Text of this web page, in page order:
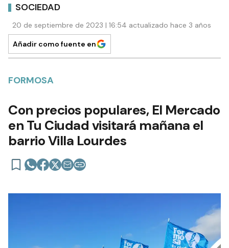
SOCIEDAD
20 de septiembre de 2023 | 16:54 actualizado hace 3 años
Añadir como fuente en
FORMOSA
Con precios populares, El Mercado
en Tu Ciudad visitará mañana el
barrio Villa Lourdes